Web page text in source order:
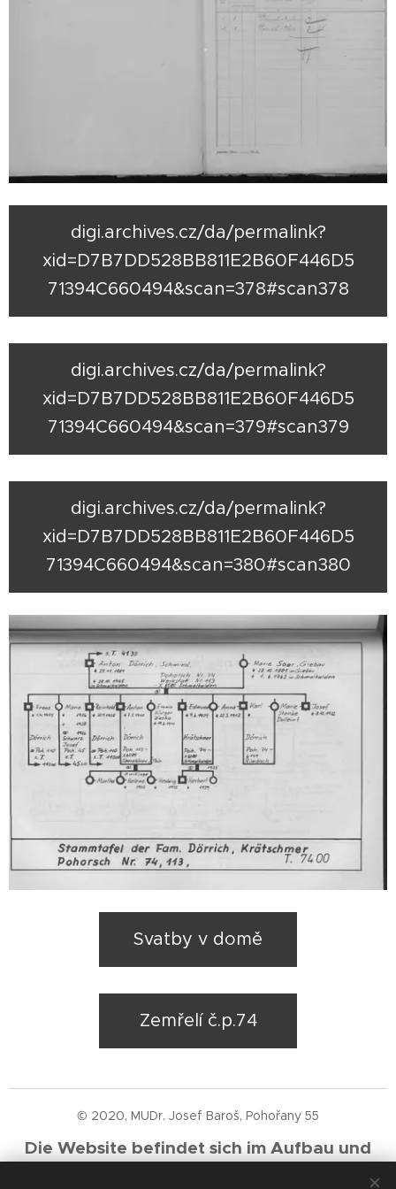
digi.archives.cz/da/permalink?
xid=D7B7DD528BB811E2B60F446D5
71394C660494&scan=378#scan378
digi.archives.cz/da/permalink?
xid=D7B7DD528BB811E2B60F446D5
71394C660494&scan=379#scan379
digi.archives.cz/da/permalink?
xid=D7B7DD528BB811E2B60F446D5
71394C660494&scan=380#scan380
Svatby v domě
Zemřelí č.p.74
© 2020, MUDr. Josef Baroš, Pohořany 55
Die Website befindet sich im Aufbau und
wird schrittweise mit neuen Erkenntnissen